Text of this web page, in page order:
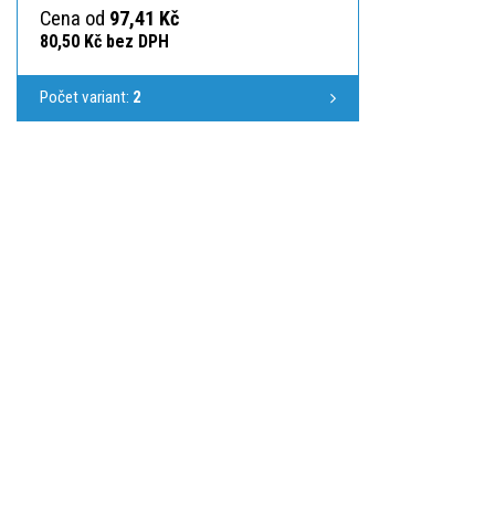
Cena od 97,41 Kč
80,50 Kč bez DPH
Počet variant: 2